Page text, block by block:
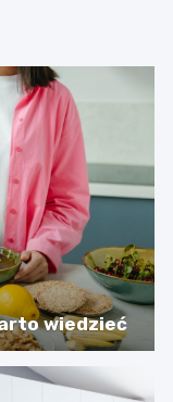
wiedzieć